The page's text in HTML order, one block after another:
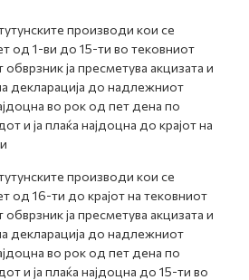
производи кои се
од 1-ви до 15-ти во тековниот
ја пресметува акцизата и
декларација до надлежниот
во рок од пет дена по
и ја плаќа најдоцна до крајот на
производи кои се
од 16-ти до крајот на тековниот
ја пресметува акцизата и
декларација до надлежниот
во рок од пет дена по
и ја плаќа најдоцна до 15-ти во